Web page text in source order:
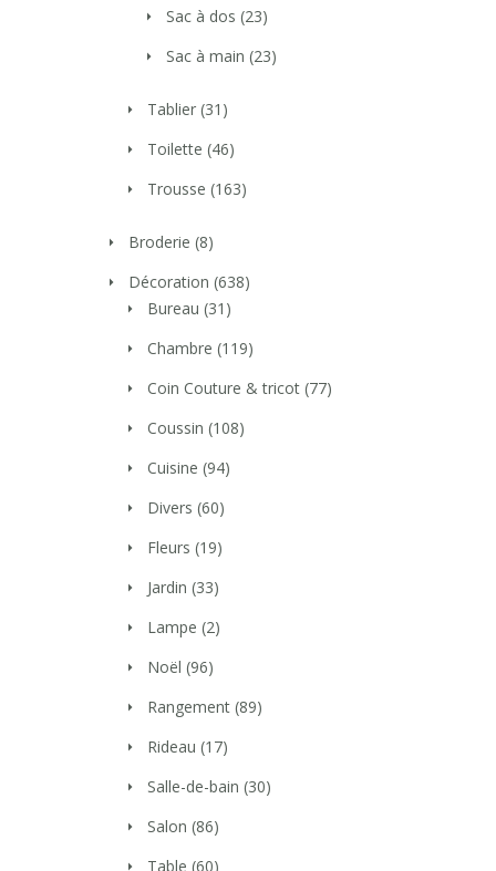
Sac à dos (23)
Sac à main (23)
Tablier (31)
Toilette (46)
Trousse (163)
Broderie (8)
Décoration (638)
Bureau (31)
Chambre (119)
Coin Couture & tricot (77)
Coussin (108)
Cuisine (94)
Divers (60)
Fleurs (19)
Jardin (33)
Lampe (2)
Noël (96)
Rangement (89)
Rideau (17)
Salle-de-bain (30)
Salon (86)
Table (60)